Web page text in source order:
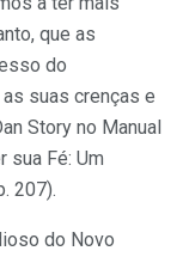
que as
do
suas crenças e
Story no Manual
sua Fé: Um
207).
do Novo